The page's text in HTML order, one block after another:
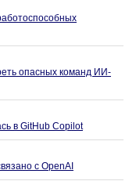
опасных команд ИИ-
в GitHub Copilot
с OpenAI